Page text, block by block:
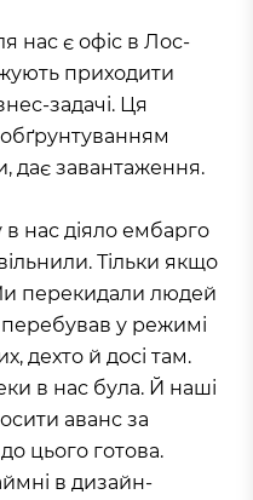
нас є офіс в Лос-
приходити
задачі. Ця
дає завантаження.
в нас діяло ембарго
Тільки якщо
перекидали людей
перебував у режимі
дехто й досі там.
в нас була. Й наші
аванс за
цього готова.
в дизайн-